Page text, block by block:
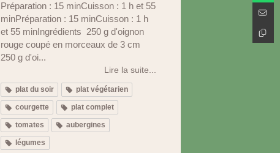
Préparation : 15 minCuisson : 1 h et 55
minPréparation : 15 minCuisson : 1 h
et 55 minIngrédients 250 g d'oignon
rouge coupé en morceaux de 3 cm
250 g d'oi...
Lire la suite...
plat du soir plat végétarien
courgette plat complet
tomates aubergines
légumes